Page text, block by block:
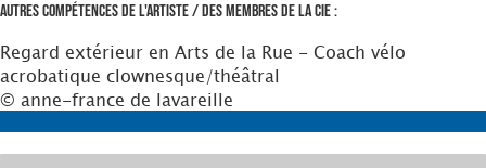
Autres compétences de l'artiste / des membres de la Cie :
Regard extérieur en Arts de la Rue - Coach vélo
acrobatique clownesque/théâtral
© anne-france de lavareille